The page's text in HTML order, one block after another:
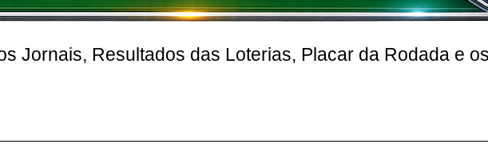
Jornais, Resultados das Loterias, Placar da Rodada e